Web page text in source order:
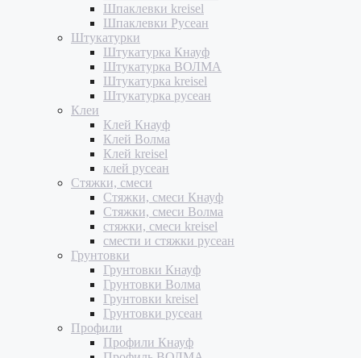
Шпаклевки kreisel
Шпаклевки Русеан
Штукатурки
Штукатурка Кнауф
Штукатурка ВОЛМА
Штукатурка kreisel
Штукатурка русеан
Клеи
Клей Кнауф
Клей Волма
Клей kreisel
клей русеан
Стяжки, смеси
Стяжки, смеси Кнауф
Стяжки, смеси Волма
стяжки, смеси kreisel
смести и стяжки русеан
Грунтовки
Грунтовки Кнауф
Грунтовки Волма
Грунтовки kreisel
Грунтовки русеан
Профили
Профили Кнауф